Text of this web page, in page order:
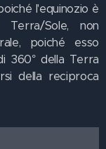
l'equinozio è
Sole, non
poiché esso
360° della Terra
della reciproca